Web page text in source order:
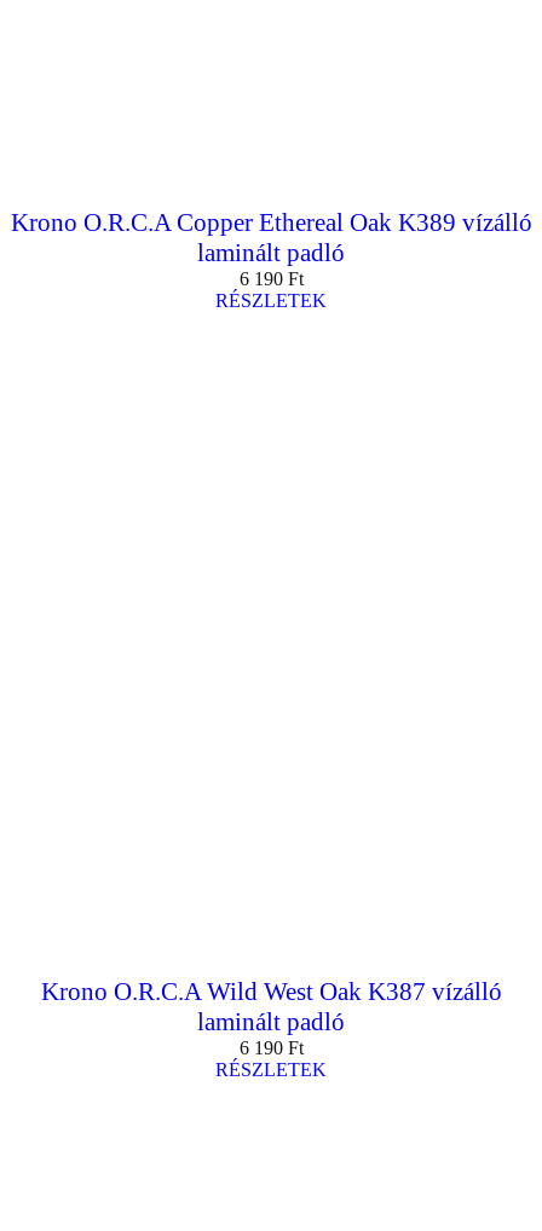
Krono O.R.C.A Copper Ethereal Oak K389 vízálló
laminált padló
6 190 Ft
RÉSZLETEK
Krono O.R.C.A Wild West Oak K387 vízálló
laminált padló
6 190 Ft
RÉSZLETEK